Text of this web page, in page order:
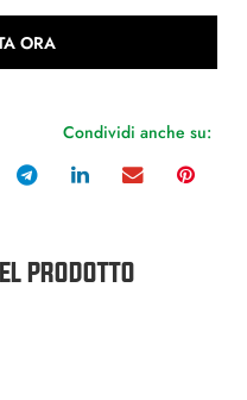
ORA
Condividi anche su:
PRODOTTO